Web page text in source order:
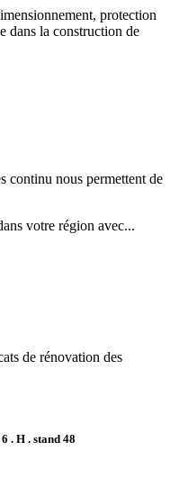
protection
dans la construction de
continu nous permettent de
votre région avec...
de rénovation des
. H . stand 48